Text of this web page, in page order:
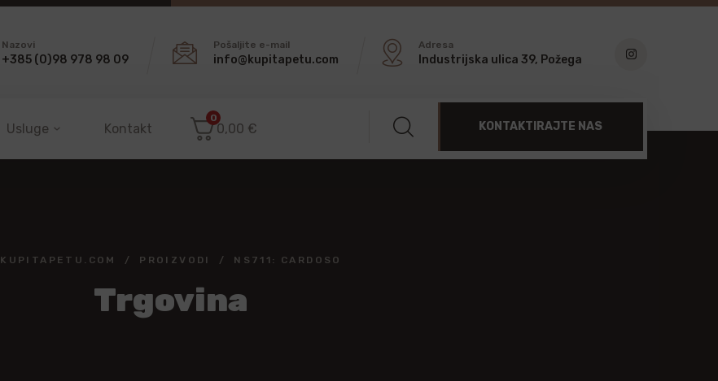
Nazovi
+385 (0)98 978 98 09
Pošaljite e-mail
info@kupitapetu.com
Adresa
Industrijska ulica 39, Požega
Usluge Kontakt
0
0,00 € KONTAKTIRAJTE NAS
KUPITAPETU.COM PROIZVODI NS711: CARDOSO
Trgovina